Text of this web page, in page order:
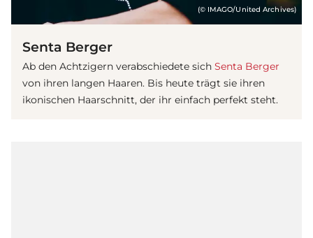
(© IMAGO/United Archives)
Senta Berger
Ab den Achtzigern verabschiedete sich Senta Berger
von ihren langen Haaren. Bis heute trägt sie ihren
ikonischen Haarschnitt, der ihr einfach perfekt steht.